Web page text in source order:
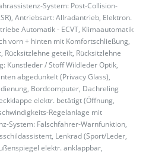
System: Post-Collision-
Antriebsart: Allradantrieb, Elektron.
Automatik - ECVT, Klimaautomatik
vorn + hinten mit Komfortschließung,
geteilt, Rücksitzlehne
Kunstleder / Stoff Wildleder Optik,
abgedunkelt (Privacy Glass),
Bordcomputer, Dachreling
elektr. betätigt (Öffnung,
Regelanlage mit
System: Falschfahrer-Warnfunktion,
Lenkrad (Sport/Leder,
elektr. anklappbar,